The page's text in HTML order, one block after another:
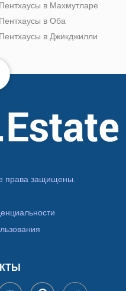
Пентхаусы в Махмутларе
Пентхаусы в Оба
Пентхаусы в Джикджилли
права защищены.